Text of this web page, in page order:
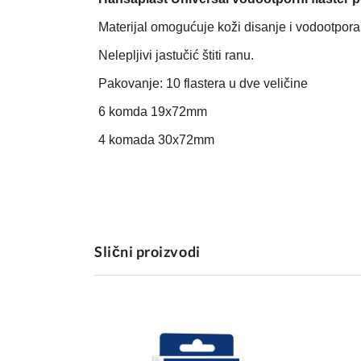
Materijal omogućuje koži disanje i
Nelepljivi jastučić štiti ranu.
Pakovanje: 10 flastera u dve veličine
6 komda 19x72mm
4 komada 30x72mm
Slični proizvodi